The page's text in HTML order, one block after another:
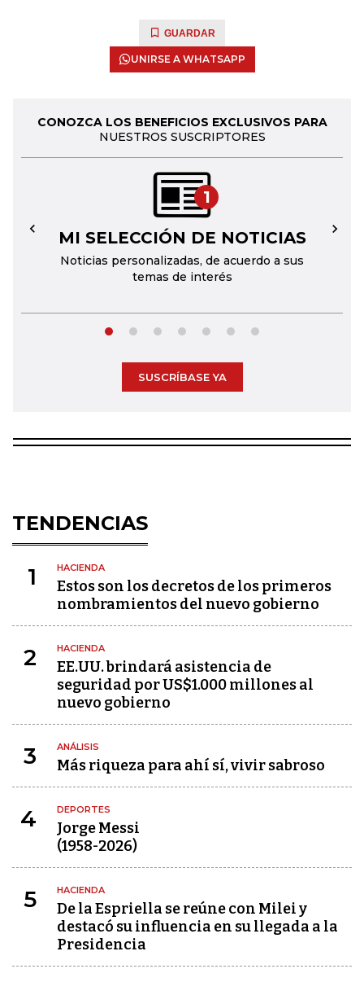
GUARDAR
UNIRSE A WHATSAPP
CONOZCA LOS BENEFICIOS EXCLUSIVOS PARA
NUESTROS SUSCRIPTORES
1
MI SELECCIÓN DE NOTICIAS
Noticias personalizadas, de acuerdo a sus
temas de interés
← →
SUSCRÍBASE YA
TENDENCIAS
1 HACIENDA
Estos son los decretos de los primeros
nombramientos del nuevo gobierno
2 HACIENDA
EE.UU. brindará asistencia de
seguridad por US$1.000 millones al
nuevo gobierno
3 ANÁLISIS
Más riqueza para ahí sí, vivir sabroso
4 DEPORTES
Jorge Messi
(1958-2026)
5 HACIENDA
De la Espriella se reúne con Milei y
destacó su influencia en su llegada a la
Presidencia